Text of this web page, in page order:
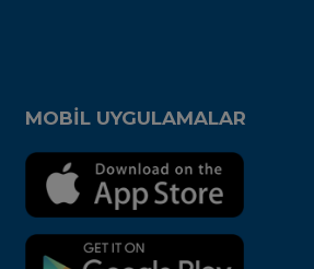
MOBİL UYGULAMALAR